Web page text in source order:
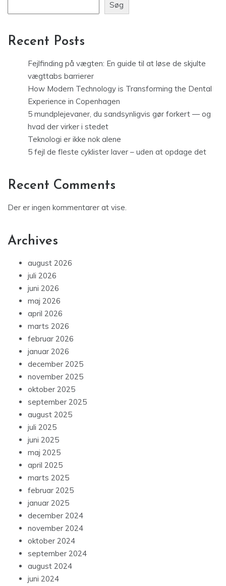
Søg
Recent Posts
Fejlfinding på vægten: En guide til at løse de skjulte
vægttabs barrierer
How Modern Technology is Transforming the Dental
Experience in Copenhagen
5 mundplejevaner, du sandsynligvis gør forkert — og
hvad der virker i stedet
Teknologi er ikke nok alene
5 fejl de fleste cyklister laver – uden at opdage det
Recent Comments
Der er ingen kommentarer at vise.
Archives
august 2026
juli 2026
juni 2026
maj 2026
april 2026
marts 2026
februar 2026
januar 2026
december 2025
november 2025
oktober 2025
september 2025
august 2025
juli 2025
juni 2025
maj 2025
april 2025
marts 2025
februar 2025
januar 2025
december 2024
november 2024
oktober 2024
september 2024
august 2024
juni 2024